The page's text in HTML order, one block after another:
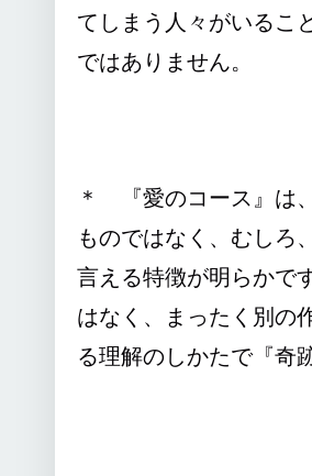
てしまう人々がいるこ
ではありません。
＊ 『愛のコース』は
ものではなく、むしろ
言える特徴が明らかで
はなく、まったく別の
る理解のしかたで『奇